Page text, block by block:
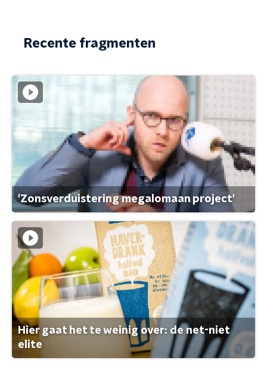
Recente fragmenten
'Zonsverduistering megalomaan project'
Hier gaat het te weinig over: de net-niet
elite